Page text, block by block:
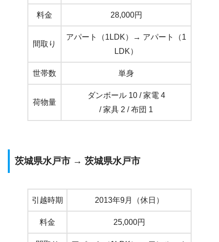
料金 28,000円
間取り
アパート（1LDK）→ アパート（1
LDK）
世帯数 単身
荷物量
ダンボール 10 / 家電 4
/ 家具 2 / 布団 1
茨城県水戸市 → 茨城県水戸市
引越時期 2013年9月（休日）
料金 25,000円